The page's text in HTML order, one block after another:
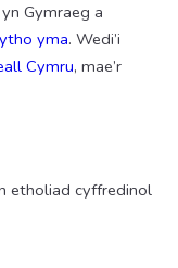
Gymraeg a
yma. Wedi’i
Cymru, mae’r
etholiad cyffredinol